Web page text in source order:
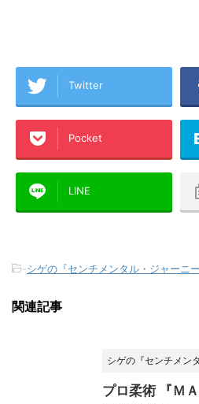
Twitter
Pocket
LINE
-シゲの『センチメンタル・ジャーニ
関連記事
シゲの『センチメン
プロ柔術 『Ｍ